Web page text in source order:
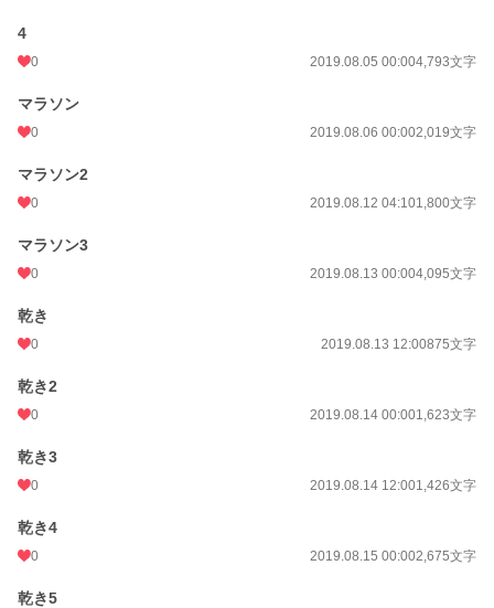
4
0 2019.08.05 00:004,793文字
マラソン
0 2019.08.06 00:002,019文字
マラソン2
0 2019.08.12 04:101,800文字
マラソン3
0 2019.08.13 00:004,095文字
乾き
0 2019.08.13 12:00875文字
乾き2
0 2019.08.14 00:001,623文字
乾き3
0 2019.08.14 12:001,426文字
乾き4
0 2019.08.15 00:002,675文字
乾き5